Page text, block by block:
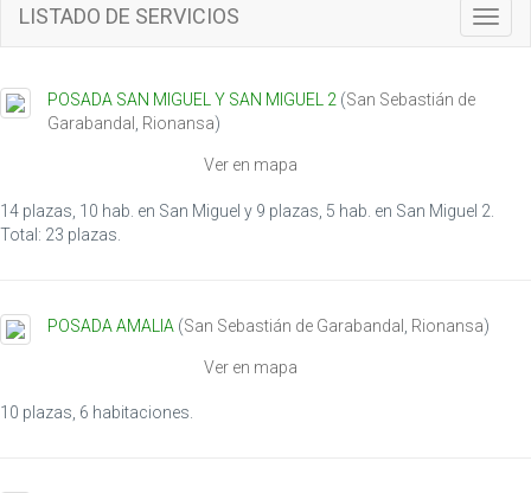
T
o
v
i
LISTADO DE SERVICIOS
POSADA SAN MIGUEL Y SAN MIGUEL 2 (San Sebastián de
Garabandal
Rionansa)
Ver en mapa
14 plazas, 10 hab. en San Miguel y 9 plazas, 5 hab. en San Miguel 2.
Total: 23 plazas.
POSADA AMALIA (San Sebastián de Garabandal Rionansa)
Ver en mapa
10 plazas, 6 habitaciones.